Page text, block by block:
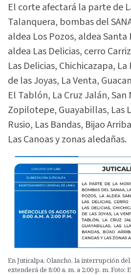
El corte afectará la parte de
Talanquera, bombas del
aldea Los Pozos, aldea Santa
aldea Las Delicias, cerro
Las Delicias, Chichicazapa,
de las Joyas, La Venta,
El Tablón, La Cruz Jalán, San
Zopilotepe, Guayabillas, Las
Rusio, Las Bandas, Bijao
Las Canoas y zonas aledañas.
En Juticalpa, Olancho, la interrupción
extenderá de 8:00 a. m. a 2:00 p. m. Foto: